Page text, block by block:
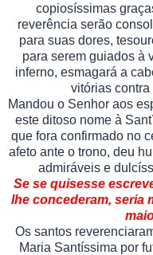
copiosíssimas
reverência serão
para suas dores,
para serem guiados à
inferno, esmagará a
vitórias
Mandou o Senhor aos
este ditoso nome à
que fora confirmado no
afeto ante o trono, deu
admiráveis e
Se se quisesse
lhe concederam, seria
Os santos
Maria Santíssima por